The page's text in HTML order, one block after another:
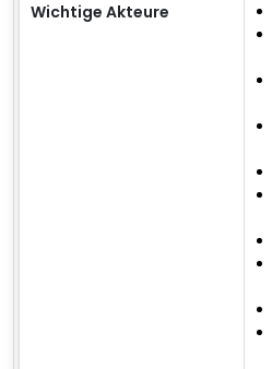
Wichtige Akteure